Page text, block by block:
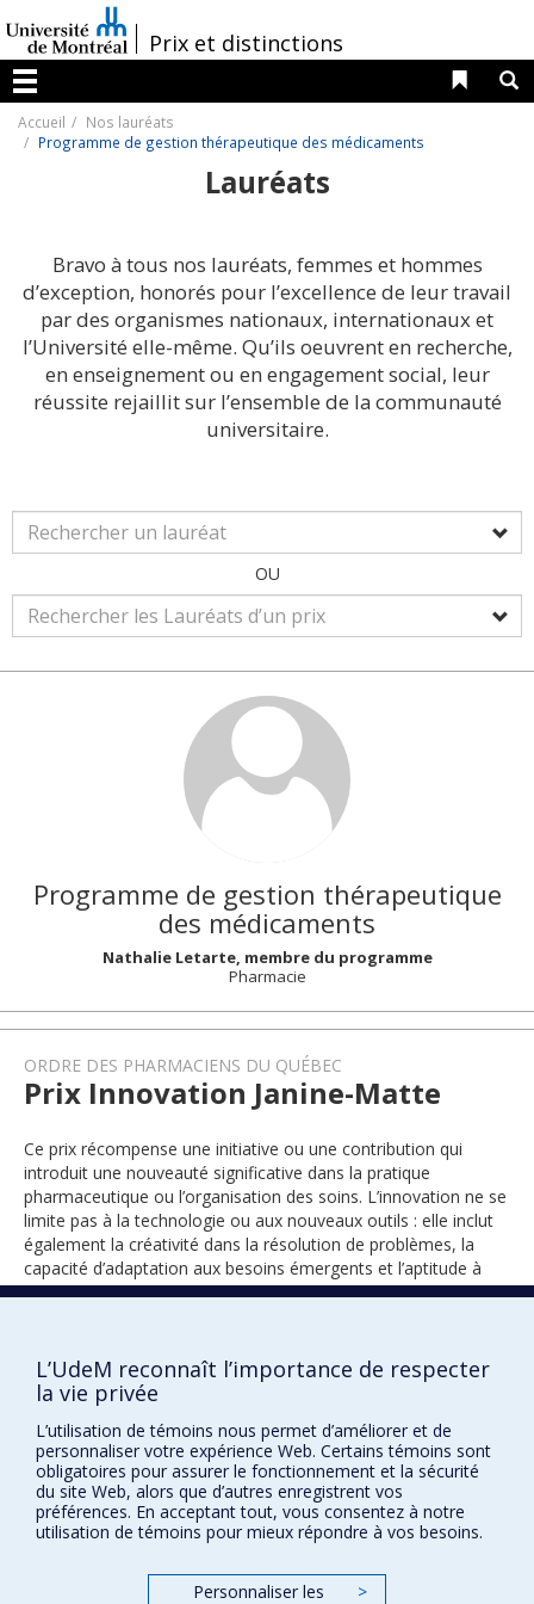
au
contenu
/Prix et distinctions
Menu
Liens
Accueil
Nos lauréats
Programme de gestion thérapeutique des médicaments
Lauréats
Bravo à tous nos lauréats, femmes et hommes
d’exception, honorés pour l’excellence de leur travail
par des organismes nationaux, internationaux et
l’Université elle-même. Qu’ils oeuvrent en recherche,
en enseignement ou en engagement social, leur
réussite rejaillit sur l’ensemble de la communauté
universitaire.
OU
Programme de gestion thérapeutique
des médicaments
Nathalie Letarte, membre du programme
Pharmacie
ORDRE DES PHARMACIENS DU QUÉBEC
Prix Innovation Janine-Matte
Ce prix récompense une initiative ou une contribution qui
introduit une nouveauté significative dans la pratique
pharmaceutique ou l’organisation des soins. L’innovation ne se
limite pas à la technologie ou aux nouveaux outils : elle inclut
également la créativité dans la résolution de problèmes, la
capacité d’adaptation aux besoins émergents et l’aptitude à
ouvrir de nouvelles perspectives pour la profession.
2025
Prix et distinctions
L’UdeM reconnaît l’importance de respecter
la vie privée
L’utilisation de témoins nous permet d’améliorer et de
personnaliser votre expérience Web. Certains témoins sont
obligatoires pour assurer le fonctionnement et la sécurité
du site Web, alors que d’autres enregistrent vos
préférences. En acceptant tout, vous consentez à notre
utilisation de témoins pour mieux répondre à vos besoins.
Personnaliser les
>